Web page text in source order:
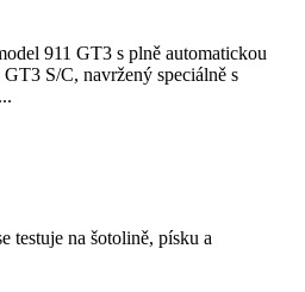
911 GT3 s plně automatickou
S/C, navržený speciálně s